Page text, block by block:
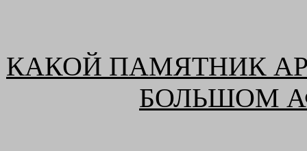
КАКОЙ ПАМЯТНИК
БОЛЬШОМ